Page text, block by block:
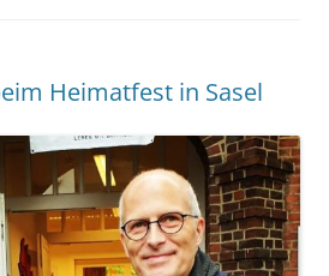
Heimatfest in Sasel